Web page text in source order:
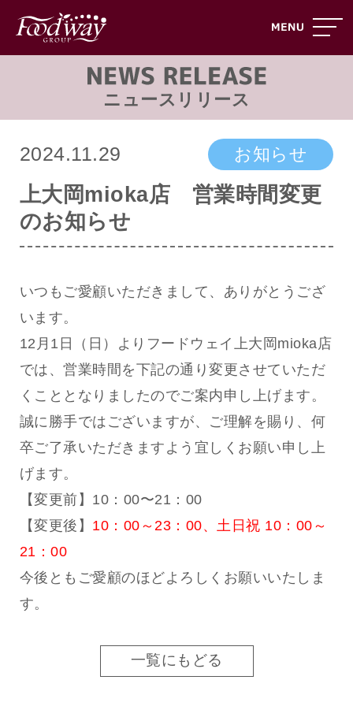
ニュースリリース
2024.11.29 お知らせ
上大岡mioka店 営業時間変更
のお知らせ
いつもご愛顧いただきまして、ありがとうござ
います。
12月1日（日）よりフードウェイ上大岡mioka店
では、営業時間を下記の通り変更させていただ
くこととなりましたのでご案内申し上げます。
誠に勝手ではございますが、ご理解を賜り、何
卒ご了承いただきますよう宜しくお願い申し上
げます。
【変更前】10：00〜21：00
【変更後】 10：00～23：00、土日祝 10：00～
21：00
今後ともご愛顧のほどよろしくお願いいたしま
す。
一覧にもどる